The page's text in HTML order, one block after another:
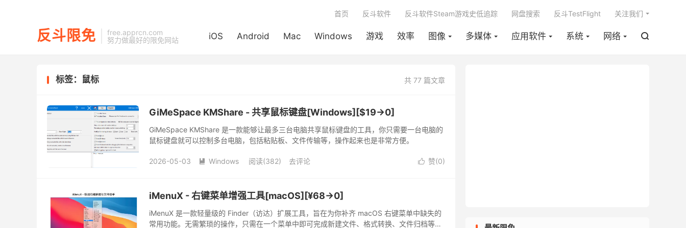
反斗限免
free.apprcn.com
努力做最好的限免网站
iOS Android Mac Windows 游戏 效率 图像 多媒体 应用软件 系统 网络 
首页 反斗软件 反斗软件Steam游戏史低追踪 网盘搜索 反斗TestFlight 关注我们
共 77 篇文章
标签：鼠标
GiMeSpace KMShare - 共享鼠标键盘[Windows][$19→0]
GiMeSpace KMShare 是一款能够让最多三台电脑共享鼠标键盘的工具，你只需要一台电脑的
鼠标键盘就可以控制多台电脑，包括粘贴板、文件传输等，操作起来也是非常方便。
 赞(0)
2026-05-03  Windows 阅读(382) 去评论
iMenuX - 右键菜单增强工具[macOS][¥68→0]
iMenuX 是一款轻量级的 Finder（访达）扩展工具，旨在为你补齐 macOS 右键菜单中缺失的
常用功能。无需繁琐的操作，只需在一个菜单中即可完成新建文件、格式转换、文件归档等任